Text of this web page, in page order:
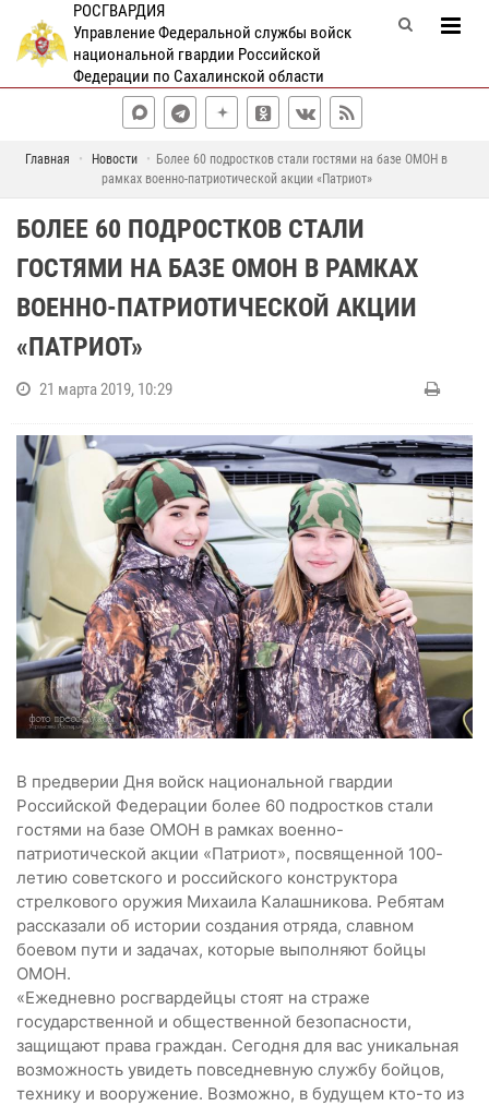
РОСГВАРДИЯ
Управление Федеральной службы войск
национальной гвардии Российской
Федерации по Сахалинской области
Главная Новости
Более 60 подростков стали гостями на базе ОМОН в
рамках военно-патриотической акции «Патриот»
БОЛЕЕ 60 ПОДРОСТКОВ СТАЛИ
ГОСТЯМИ НА БАЗЕ ОМОН В РАМКАХ
ВОЕННО-ПАТРИОТИЧЕСКОЙ АКЦИИ
«ПАТРИОТ»
21 марта 2019, 10:29
В предверии Дня войск национальной гвардии
Российской Федерации более 60 подростков стали
гостями на базе ОМОН в рамках военно-
патриотической акции «Патриот», посвященной 100-
летию советского и российского конструктора
стрелкового оружия Михаила Калашникова. Ребятам
рассказали об истории создания отряда, славном
боевом пути и задачах, которые выполняют бойцы
ОМОН.
«Ежедневно росгвардейцы стоят на страже
государственной и общественной безопасности,
защищают права граждан. Сегодня для вас уникальная
возможность увидеть повседневную службу бойцов,
технику и вооружение. Возможно, в будущем кто-то из